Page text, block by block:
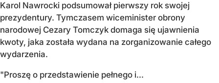
Karol Nawrocki podsumował pierwszy rok swojej
prezydentury. Tymczasem wiceminister obrony
narodowej Cezary Tomczyk domaga się ujawnienia
kwoty, jaka została wydana na zorganizowanie całego
wydarzenia.
"Proszę o przedstawienie pełnego i...